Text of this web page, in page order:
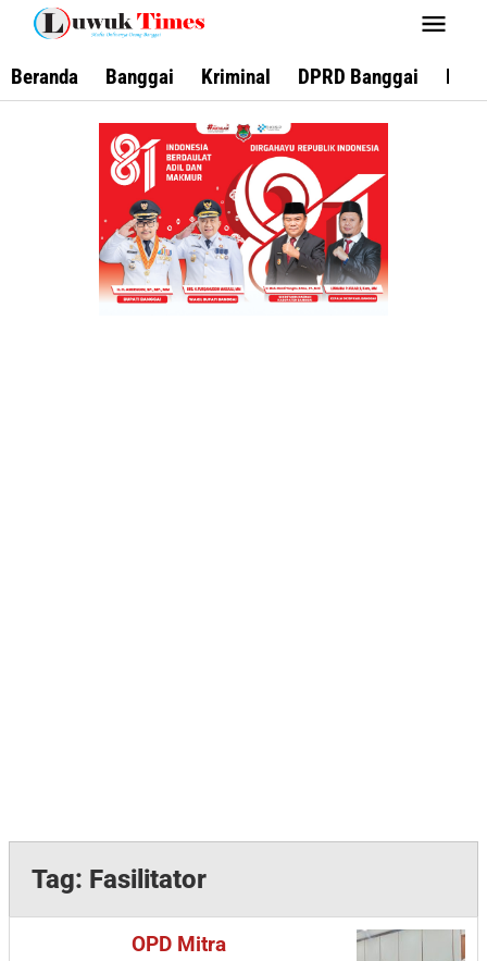
Lewati
konten
Beranda Banggai Kriminal DPRD Banggai
Tag: Fasilitator
OPD Mitra